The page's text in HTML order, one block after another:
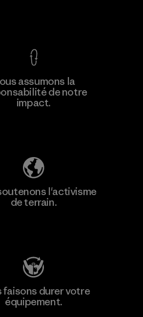
assumons la
de notre
impact.
l'activisme
de terrain.
faisons durer votre
équipement.